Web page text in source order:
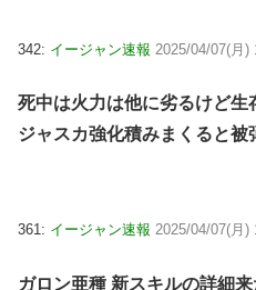
342: イージャン速報 2025/04/07(月)
死中は火力は他に劣るけど生
ジャスカ強化積みまくると被
361: イージャン速報 2025/04/07(月)
ガロン亜種 新スキルの詳細